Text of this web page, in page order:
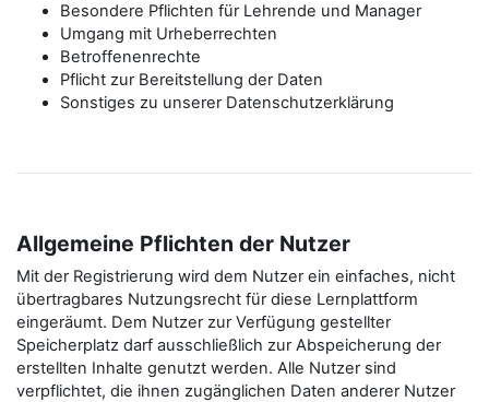
Besondere Pflichten für Lehrende und Manager
Umgang mit Urheberrechten
Betroffenenrechte
Pflicht zur Bereitstellung der Daten
Sonstiges zu unserer Datenschutzerklärung
Allgemeine Pflichten der Nutzer
Mit der Registrierung wird dem Nutzer ein einfaches, nicht
übertragbares Nutzungsrecht für diese Lernplattform
eingeräumt. Dem Nutzer zur Verfügung gestellter
Speicherplatz darf ausschließlich zur Abspeicherung der
erstellten Inhalte genutzt werden. Alle Nutzer sind
verpflichtet, die ihnen zugänglichen Daten anderer Nutzer